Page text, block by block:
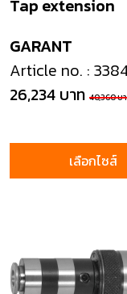
GARANT
Tap extension
Article no. :
26,234 บาท 40,360 บ
เลือกไซส์